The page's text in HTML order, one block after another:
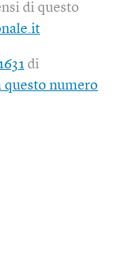
di questo
di
questo numero